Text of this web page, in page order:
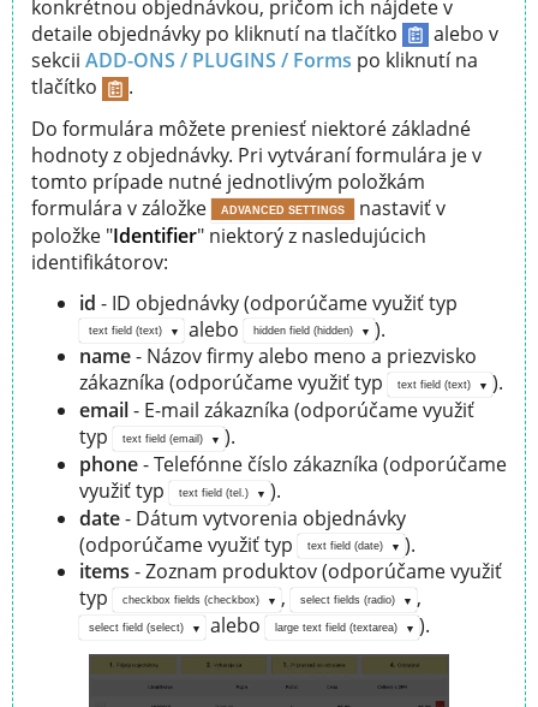
konkrétnou objednávkou, pričom ich nájdete v
detaile objednávky po kliknutí na tlačítko
alebo v
sekcii ADD-ONS / PLUGINS / Forms po kliknutí na
tlačítko
.
Do formulára môžete preniesť niektoré základné
hodnoty z objednávky. Pri vytváraní formulára je v
tomto prípade nutné jednotlivým položkám
formulára v záložke
ADVANCED SETTINGS
nastaviť v
položke "Identifier" niektorý z nasledujúcich
identifikátorov:
id - ID objednávky (odporúčame využiť typ
text field (text) alebo hidden field (hidden)
).
name- Názov firmy alebo meno a priezvisko
zákazníka (odporúčame využiť typ
text field (text)
).
email- E-mail zákazníka (odporúčame využiť
typ
text field (email)
).
phone- Telefónne číslo zákazníka (odporúčame
využiť typ
text field (tel.)
).
date- Dátum vytvorenia objednávky
(odporúčame využiť typ
text field (date)
).
items - Zoznam produktov (odporúčame využiť
typ
checkbox fields (checkbox) , select fields (radio) ,
select field (select) alebo large text field (textarea) ).